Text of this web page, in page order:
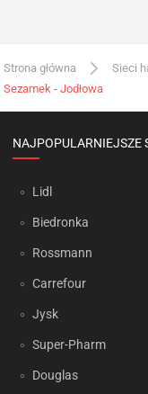
Strona główna Sieci
Sezamek - Jodłowa
NAJPOPULARNIEJSZE
Lidl
Biedronka
Rossmann
Carrefour
Jysk
Super-Pharm
Douglas